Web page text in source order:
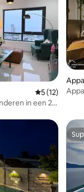
Gemiddelde
5 (12)
in een 2-